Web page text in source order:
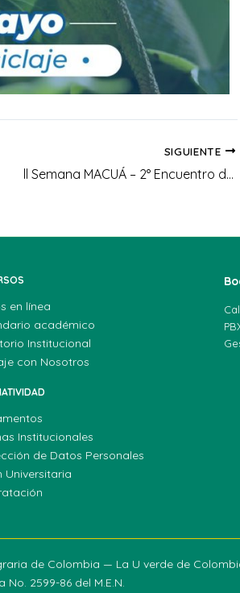
SIGUIENTE
ll Semana MACUÁ – 2° Encuentro de Colegios Verdes
en línea
académico
Institucional
con Nosotros
Institucionales
de Datos Personales
Universitaria
de Colombia — La U verde de
2599-86 del M.E.N.